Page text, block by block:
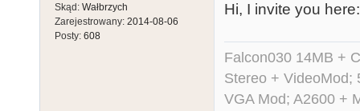
Skąd: Wałbrzych
Zarejestrowany: 2014-08-06
Posty: 608
Hi, I invite you
Falcon030 14MB +
Stereo + VideoMod;
VGA Mod; A2600 +